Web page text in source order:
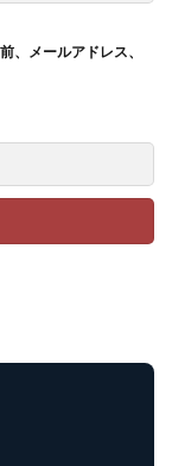
、メールアドレス、